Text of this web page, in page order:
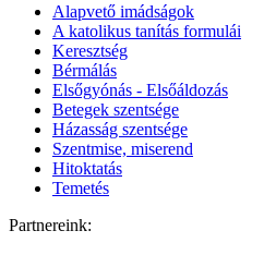
Alapvető imádságok
A katolikus tanítás formulái
Keresztség
Bérmálás
Elsőgyónás - Elsőáldozás
Betegek szentsége
Házasság szentsége
Szentmise, miserend
Hitoktatás
Temetés
Partnereink: